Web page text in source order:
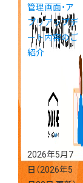
管理画面・ア
プリアップデ
ート内容のご
紹介
2026年5月7
日 （2026年5